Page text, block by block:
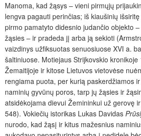
Manoma, kad žąsys – vieni pirmųjų
lengva pagauti perinčias; iš kiaušinių
pirmo pamatyto didesnio judančio objekto
žąsies – ir pradeda jį arba ją sekioti
vaizdinys užfiksuotas senuosiuose XVI a.
šaltiniuose. Motiejaus Strijkovskio
Žemaitijoje ir kitose Lietuvos vietovėse
rengiama puota, per kurią paskerdžiamos
naminių gyvūnų poros, tarp jų žąsies ir
atsidėkojama dievui Žemininkui už gerovę
548). Vokiečių istorikas Lukas Davidas
nurodo, kad žąsį ir kitus mažesnius